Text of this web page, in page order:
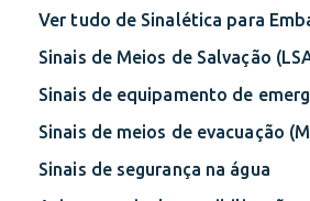
Ver tudo de Sinalética para
Sinais de Meios de Salvação
Sinais de equipamento de
Sinais de meios de evacuação
Sinais de segurança na água